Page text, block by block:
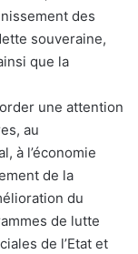
des
souveraine,
que la
une attention
au
à l’économie
de la
du
de lutte
de l’Etat et